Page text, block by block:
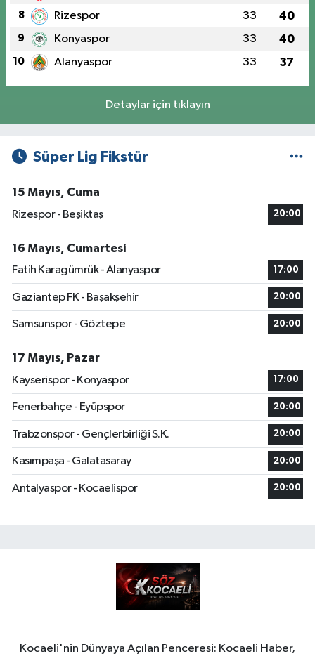
8 Rizespor 33 40
9 Konyaspor 33 40
10 Alanyaspor 33 37
Detaylar için tıklayın
Süper Lig Fikstür
15 Mayıs, Cuma
Rizespor - Beşiktaş
20:00
16 Mayıs, Cumartesi
Fatih Karagümrük - Alanyaspor
17:00
Gaziantep FK - Başakşehir 20:00
Samsunspor - Göztepe 20:00
17 Mayıs, Pazar
Kayserispor - Konyaspor
17:00
Fenerbahçe - Eyüpspor 20:00
Trabzonspor - Gençlerbirliği S.K. 20:00
Kasımpaşa - Galatasaray 20:00
Antalyaspor - Kocaelispor 20:00
Kocaeli'nin Dünyaya Açılan Penceresi: Kocaeli Haber,